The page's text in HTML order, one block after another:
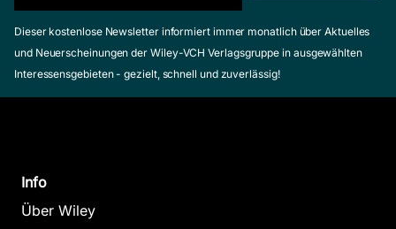
Dieser kostenlose Newsletter informiert immer monatlich über Aktuelles
und Neuerscheinungen der Wiley-VCH Verlagsgruppe in ausgewählten
Interessensgebieten - gezielt, schnell und zuverlässig!
Info
Über Wiley